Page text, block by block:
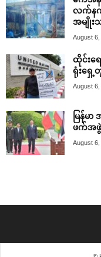
လက်န
အမျိုး
August 6,
ထိုင်းရ
ရုံးရှေ့
August 6,
မြန်မ
ဖက်အ
August 6,